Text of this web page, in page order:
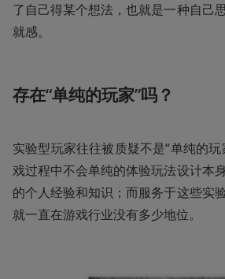
了自己得某个想法，也就是一种自己
就感。
存在“单纯的玩家”吗？
实验型玩家往往被质疑不是“单纯的
戏过程中不会单纯的体验玩法设计本
的个人经验和知识；而服务于这些实
就一直在游戏行业没有多少地位。